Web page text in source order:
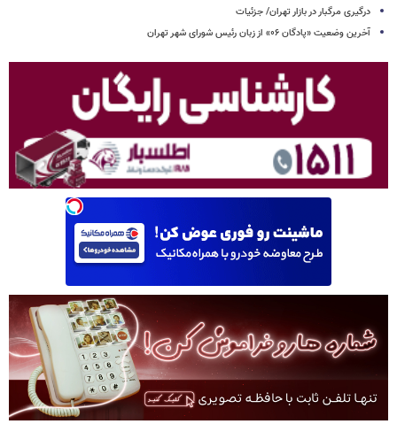
درگیری مرگبار در بازار تهران/ جزئیات
آخرین وضعیت «پادگان ۰۶» از زبان رئیس شورای شهر تهران